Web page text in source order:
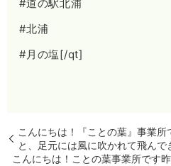
#道の駅北浦
#北浦
#月の塩[/qt]
こんにちは！『ことの葉』事業
と、足元には風に吹かれて飛んで
こんにちは！ことの葉事業所です